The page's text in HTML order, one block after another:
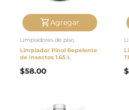
Agregar
Limpiadores de piso
Limpiador Pinol Repelente
de Insectos 1.65 L
$58.00 $